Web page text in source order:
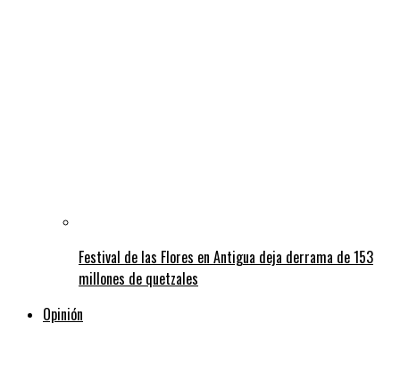
Festival de las Flores en Antigua deja derrama de 153
millones de quetzales
Opinión